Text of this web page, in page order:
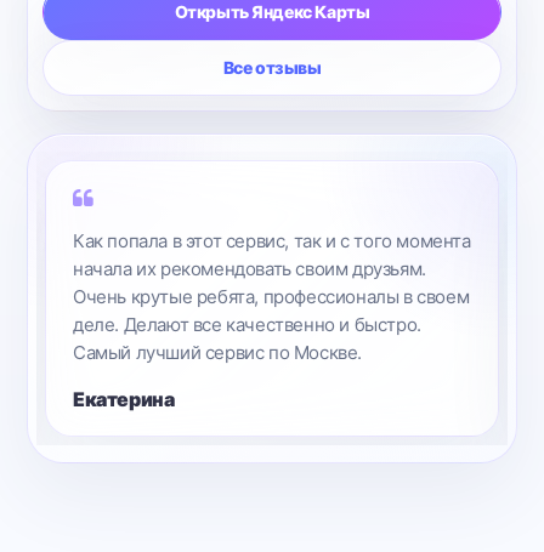
Открыть Яндекс Карты
Все отзывы
Отличные цены по ремонту. Прекрасные
сотрудники, уютный офис. Оперативно
отремонтировали моё устройство.
Ирина